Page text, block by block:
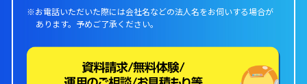
※お電話いただいた際には会社名などの法人名をお伺いする場合が
あります。 予めご了承ください。